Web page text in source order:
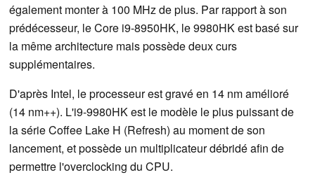
également monter à 100 MHz de plus. Par rapport à son
prédécesseur, le Core i9-8950HK, le 9980HK est basé sur
la même architecture mais possède deux curs
supplémentaires.
D'après Intel, le processeur est gravé en 14 nm amélioré
(14 nm++). L'i9-9980HK est le modèle le plus puissant de
la série Coffee Lake H (Refresh) au moment de son
lancement, et possède un multiplicateur débridé afin de
permettre l'overclocking du CPU.